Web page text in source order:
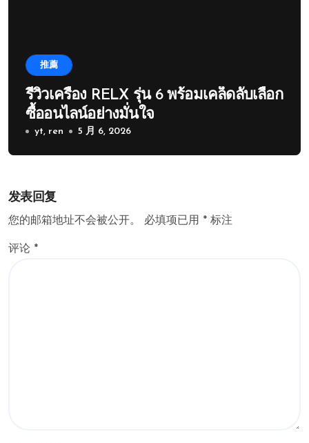
推薦
รีวิวเครื่อง RELX รุ่น 6 พร้อมเคล็ดลับเลือก
ซื้ออนไลน์อย่างมั่นใจ
yt, ren 5 月 6, 2026
发表回复
您的邮箱地址不会被公开。 必填项已用 * 标注
评论 *